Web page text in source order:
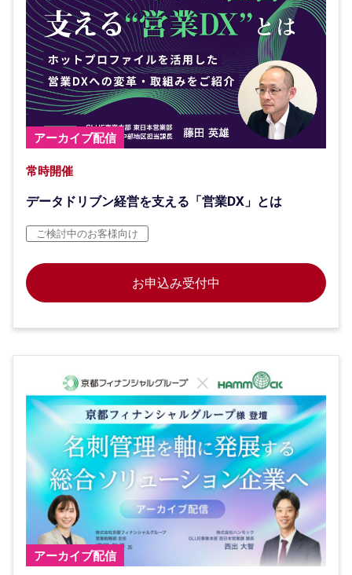
アーカイブ配信
常時開催
データドリブン経営を支える「営業DX」とは
ご検討中のお客様向け
お申込み受付中
アーカイブ配信